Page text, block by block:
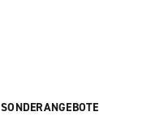
SONDERANGEBOTE